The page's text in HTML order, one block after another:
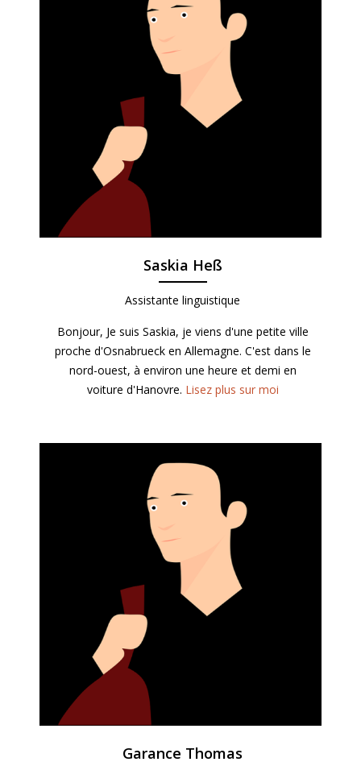
Saskia Heß
Assistante linguistique
Bonjour, Je suis Saskia, je viens d'une petite ville
proche d'Osnabrueck en Allemagne. C'est dans le
nord-ouest, à environ une heure et demi en
voiture d'Hanovre. Lisez plus sur moi
Garance Thomas